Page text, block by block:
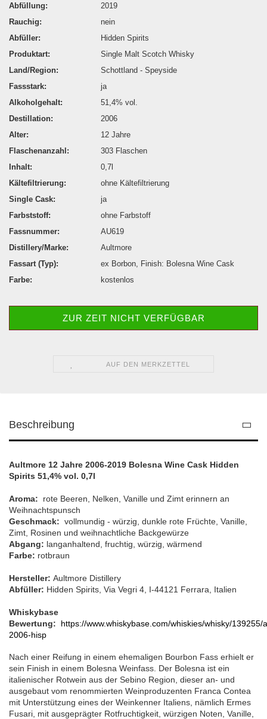
Abfüllung:
2019
Rauchig:
nein
Abfüller:
Hidden Spirits
Produktart:
Single Malt Scotch Whisky
Land/Region:
Schottland - Speyside
Fassstark:
ja
Alkoholgehalt:
51,4% vol.
Destillation:
2006
Alter:
12 Jahre
Flaschenanzahl:
303 Flaschen
Inhalt:
0,7l
Kältefiltrierung:
ohne Kältefiltrierung
Single Cask:
ja
Farbststoff:
ohne Farbstoff
Fassnummer:
AU619
Distillery/Marke:
Aultmore
Fassart (Typ):
ex Borbon, Finish: Bolesna Wine Cask
Farbe:
kostenlos
ZUR ZEIT NICHT VERFÜGBAR
AUF DEN MERKZETTEL
Beschreibung
Aultmore 12 Jahre 2006-2019 Bolesna Wine Cask Hidden
Spirits 51,4% vol. 0,7l
Aroma: rote Beeren, Nelken, Vanille und Zimt erinnern an
Weihnachtspunsch
Geschmack: vollmundig - würzig, dunkle rote Früchte, Vanille,
Zimt, Rosinen und weihnachtliche Backgewürze
Abgang: langanhaltend, fruchtig, würzig, wärmend
Farbe: rotbraun
Hersteller: Aultmore Distillery
Abfüller: Hidden Spirits, Via Vegri 4, I-44121 Ferrara, Italien
Whiskybase
Bewertung: https://www.whiskybase.com/whiskies/whisky/139255/
2006-hisp
Nach einer Reifung in einem ehemaligen Bourbon Fass erhielt er
sein Finish in einem Bolesna Weinfass. Der Bolesna ist ein
italienischer Rotwein aus der Sebino Region, dieser an- und
ausgebaut vom renommierten Weinproduzenten Franca Contea
mit Unterstützung eines der Weinkenner Italiens, nämlich Ermes
Fusari, mit ausgeprägter Rotfruchtigkeit, würzigen Noten, Vanille,